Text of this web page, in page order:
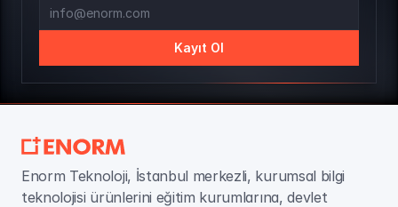
Kayıt Ol
Enorm Teknoloji, İstanbul merkezli, kurumsal bilgi
teknolojisi ürünlerini eğitim kurumlarına, devlet